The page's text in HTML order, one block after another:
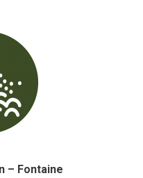
– Fontaine